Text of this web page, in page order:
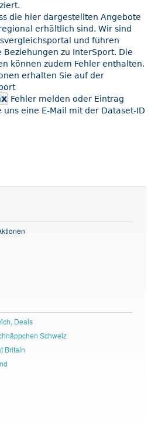
die hier dargestellten Angebote
erhältlich sind. Wir sind
und führen
zu InterSport. Die
können zudem Fehler enthalten.
erhalten Sie auf der
Fehler melden oder Eintrag
uns eine E-Mail mit der Dataset-ID
Deals
Schweiz
Britain